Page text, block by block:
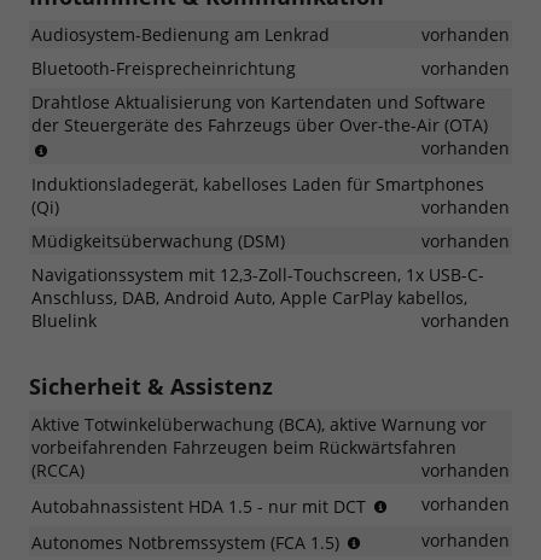
Audiosystem-Bedienung am Lenkrad
vorhanden
Bluetooth-Freisprecheinrichtung
vorhanden
Drahtlose Aktualisierung von Kartendaten und Software
der Steuergeräte des Fahrzeugs über Over-the-Air (OTA)
vorhanden
Induktionsladegerät, kabelloses Laden für Smartphones
(Qi)
vorhanden
Müdigkeitsüberwachung (DSM)
vorhanden
Navigationssystem mit 12,3-Zoll-Touchscreen, 1x USB-C-
Anschluss, DAB, Android Auto, Apple CarPlay kabellos,
Bluelink
vorhanden
Sicherheit & Assistenz
Aktive Totwinkelüberwachung (BCA), aktive Warnung vor
vorbeifahrenden Fahrzeugen beim Rückwärtsfahren
(RCCA)
vorhanden
Autobahnassistent HDA 1.5 - nur mit DCT
Automatische
vorhanden
Autonomes Notbremssystem (FCA 1.5)
Erkennungvorhanden